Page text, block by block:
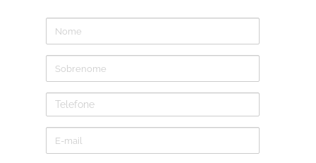
Nome
Sobrenome
Telefone
E-mail